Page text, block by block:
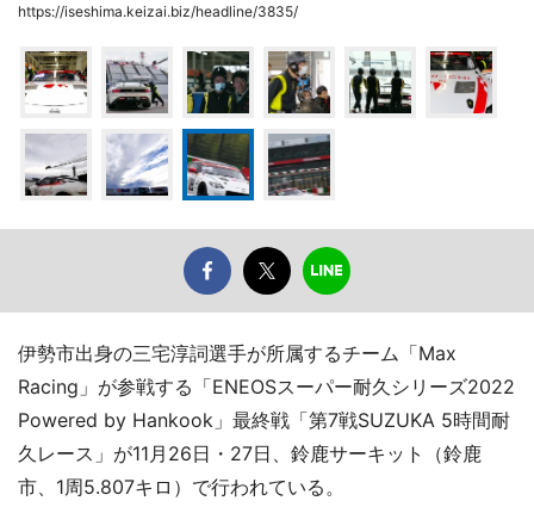
https://iseshima.keizai.biz/headline/3835/
伊勢市出身の三宅淳詞選手が所属するチーム「Max
Racing」が参戦する「ENEOSスーパー耐久シリーズ2022
Powered by Hankook」最終戦「第7戦SUZUKA 5時間耐
久レース」が11月26日・27日、鈴鹿サーキット（鈴鹿
市、1周5.807キロ）で行われている。